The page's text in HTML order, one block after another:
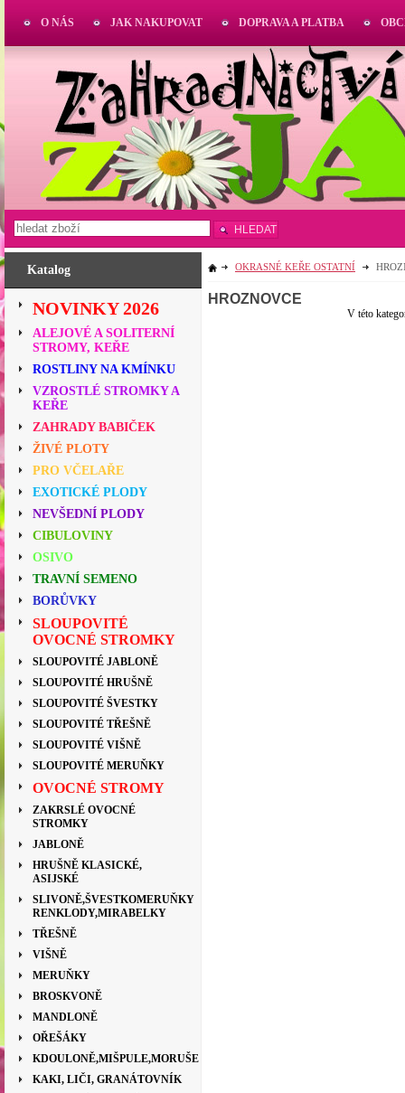
Katalog
NOVINKY 2026
ALEJOVÉ A SOLITERNÍ
STROMY, KEŘE
ROSTLINY NA KMÍNKU
VZROSTLÉ STROMKY A
KEŘE
ZAHRADY BABIČEK
ŽIVÉ PLOTY
PRO VČELAŘE
EXOTICKÉ PLODY
NEVŠEDNÍ PLODY
CIBULOVINY
OSIVO
TRAVNÍ SEMENO
BORŮVKY
SLOUPOVITÉ
OVOCNÉ STROMKY
SLOUPOVITÉ JABLONĚ
SLOUPOVITÉ HRUŠNĚ
SLOUPOVITÉ ŠVESTKY
SLOUPOVITÉ TŘEŠNĚ
SLOUPOVITÉ VIŠNĚ
SLOUPOVITÉ MERUŇKY
OVOCNÉ STROMY
ZAKRSLÉ OVOCNÉ
STROMKY
JABLONĚ
HRUŠNĚ KLASICKÉ,
ASIJSKÉ
SLIVONĚ,ŠVESTKOMERUŇKY
RENKLODY,MIRABELKY
TŘEŠNĚ
VIŠNĚ
MERUŇKY
BROSKVONĚ
MANDLONĚ
OŘEŠÁKY
KDOULONĚ,MIŠPULE,MORUŠE
KAKI, LIČI, GRANÁTOVNÍK
OKRASNÉ KEŘE OSTATNÍ
HROZNOVCE
V této
O NÁS JAK NAKUPOVAT DOPRAVA A PLATBA
HLEDAT